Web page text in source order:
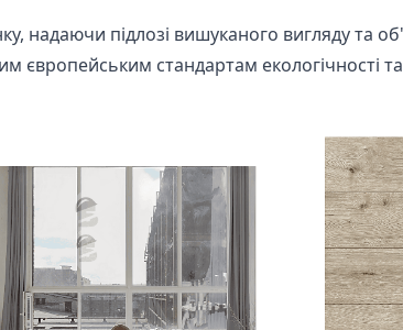
надаючи підлозі вишуканого вигляду та
європейським стандартам екологічності